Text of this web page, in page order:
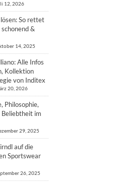
12, 2026
So rettet
&
14, 2025
Alle Infos
Kollektion
von Inditex
20, 2026
Philosophie,
im
29, 2025
auf die
Sportswear
26, 2025